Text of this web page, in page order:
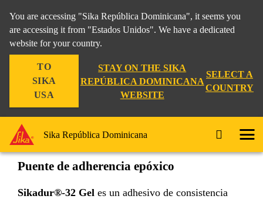
You are accessing "Sika República Dominicana", it seems you
are accessing it from "Estados Unidos". We have a dedicated
website for your country.
TO
SIKA
USA
STAY ON THE SIKA
REPÚBLICA DOMINICANA
WEBSITE
SELECT A
COUNTRY
Sika República Dominicana
Sikadur®-32 Gel
Puente de adherencia epóxico
Sikadur®-32 Gel es un adhesivo de consistencia